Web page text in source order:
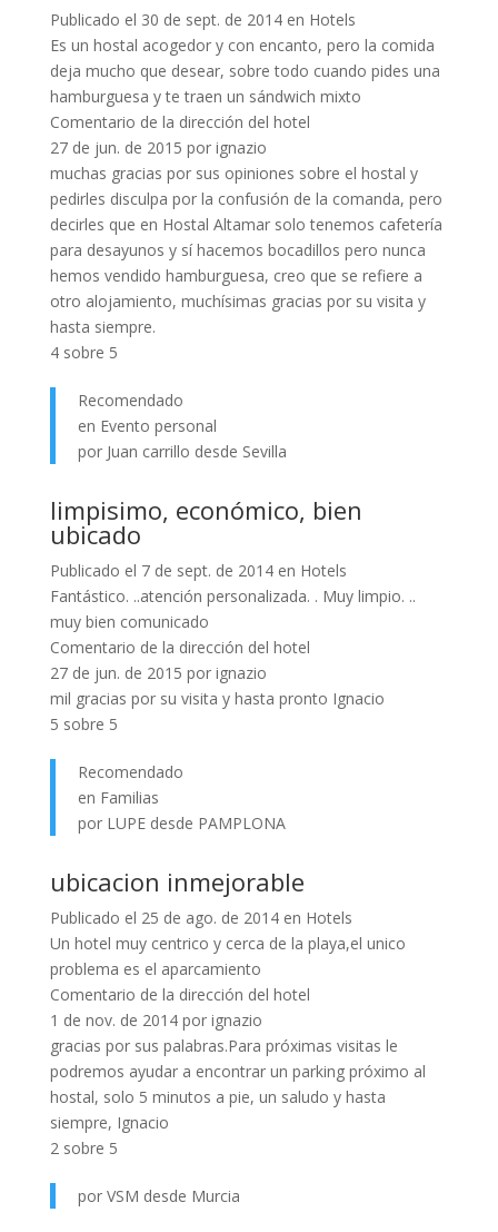
Publicado el 30 de sept. de 2014 en Hotels
Es un hostal acogedor y con encanto, pero la comida
deja mucho que desear, sobre todo cuando pides una
hamburguesa y te traen un sándwich mixto
Comentario de la dirección del hotel
27 de jun. de 2015 por ignazio
muchas gracias por sus opiniones sobre el hostal y
pedirles disculpa por la confusión de la comanda, pero
decirles que en Hostal Altamar solo tenemos cafetería
para desayunos y sí hacemos bocadillos pero nunca
hemos vendido hamburguesa, creo que se refiere a
otro alojamiento, muchísimas gracias por su visita y
hasta siempre.
4 sobre 5
Recomendado
en Evento personal
por Juan carrillo desde Sevilla
limpisimo, económico, bien
ubicado
Publicado el 7 de sept. de 2014 en Hotels
Fantástico. ..atención personalizada. . Muy limpio. ..
muy bien comunicado
Comentario de la dirección del hotel
27 de jun. de 2015 por ignazio
mil gracias por su visita y hasta pronto Ignacio
5 sobre 5
Recomendado
en Familias
por LUPE desde PAMPLONA
ubicacion inmejorable
Publicado el 25 de ago. de 2014 en Hotels
Un hotel muy centrico y cerca de la playa,el unico
problema es el aparcamiento
Comentario de la dirección del hotel
1 de nov. de 2014 por ignazio
gracias por sus palabras.Para próximas visitas le
podremos ayudar a encontrar un parking próximo al
hostal, solo 5 minutos a pie, un saludo y hasta
siempre, Ignacio
2 sobre 5
por VSM desde Murcia